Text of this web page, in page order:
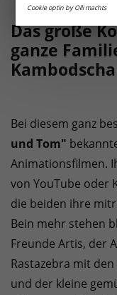
Das große
ganze
Bei diesem ganz
und Tom"
Animationsfilmen.
von YouTube oder
die beiden ihre
Bein mehr stehen
Freunde Artis, der
Rastazebra mit
und der kleine
Cookie optin by Olli machts